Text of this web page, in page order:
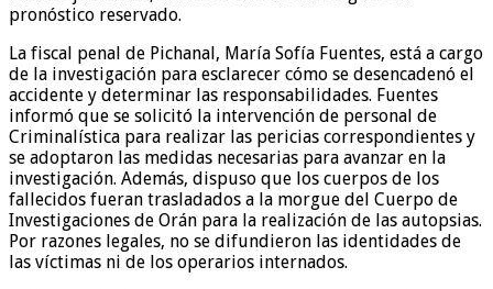
pronóstico reservado.
La fiscal penal de Pichanal, María Sofía Fuentes, está a cargo
de la investigación para esclarecer cómo se desencadenó el
accidente y determinar las responsabilidades. Fuentes
informó que se solicitó la intervención de personal de
Criminalística para realizar las pericias correspondientes y
se adoptaron las medidas necesarias para avanzar en la
investigación. Además, dispuso que los cuerpos de los
fallecidos fueran trasladados a la morgue del Cuerpo de
Investigaciones de Orán para la realización de las autopsias.
Por razones legales, no se difundieron las identidades de
las víctimas ni de los operarios internados.